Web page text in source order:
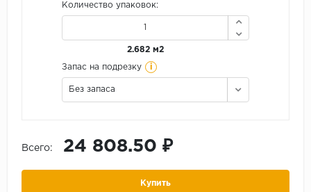
Количество упаковок:
2.682 м2
Запас на подрезку i
Без запаса
Всего: 24 808.50 ₽
Купить